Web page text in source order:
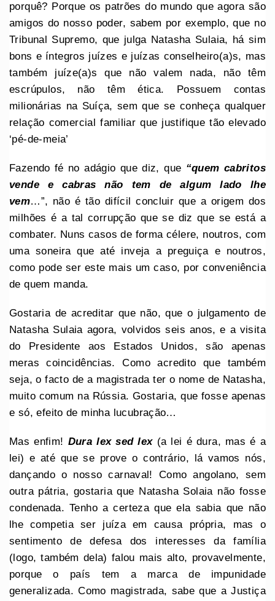
porquê? Porque os patrões do mundo que agora são
amigos do nosso poder, sabem por exemplo, que no
Tribunal Supremo, que julga Natasha Sulaia, há sim
bons e íntegros juízes e juízas conselheiro(a)s, mas
também juíze(a)s que não valem nada, não têm
escrúpulos, não têm ética. Possuem contas
milionárias na Suíça, sem que se conheça qualquer
relação comercial familiar que justifique tão elevado
‘pé-de-meia’
Fazendo fé no adágio que diz, que “quem cabritos
vende e cabras não tem de algum lado lhe
vem…”, não é tão difícil concluir que a origem dos
milhões é a tal corrupção que se diz que se está a
combater. Nuns casos de forma célere, noutros, com
uma soneira que até inveja a preguiça e noutros,
como pode ser este mais um caso, por conveniência
de quem manda.
Gostaria de acreditar que não, que o julgamento de
Natasha Sulaia agora, volvidos seis anos, e a visita
do Presidente aos Estados Unidos, são apenas
meras coincidências. Como acredito que também
seja, o facto de a magistrada ter o nome de Natasha,
muito comum na Rússia. Gostaria, que fosse apenas
e só, efeito de minha lucubração…
Mas enfim! Dura lex sed lex(a lei é dura, mas é a
lei) e até que se prove o contrário, lá vamos nós,
dançando o nosso carnaval! Como angolano, sem
outra pátria, gostaria que Natasha Solaia não fosse
condenada. Tenho a certeza que ela sabia que não
lhe competia ser juíza em causa própria, mas o
sentimento de defesa dos interesses da família
(logo, também dela) falou mais alto, provavelmente,
porque o país tem a marca de impunidade
generalizada. Como magistrada, sabe que a Justiça